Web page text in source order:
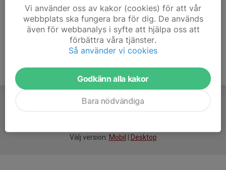
Välj version: Mobil Desktop
Vi använder oss av kakor (cookies) för att vår
webbplats ska fungera bra för dig. De används
även för webbanalys i syfte att hjälpa oss att
förbättra våra tjänster.
Så använder vi cookies
Godkänn alla kakor
Bara nödvändiga